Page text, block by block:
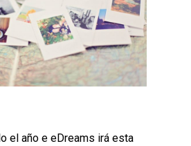
el año e eDreams irá esta